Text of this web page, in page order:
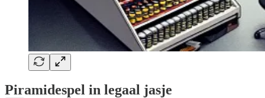
Piramidespel in legaal jasje